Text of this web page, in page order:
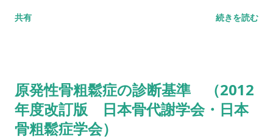
TUG（Timed Up to Go）テスト 方法 肘掛つきの椅子から立
詳しい評価方法はこちら記事を参照して下さい↓ タイムアップ
アンドゴーテスト TUG:Timed Up & Go Test 10m歩行テスト
方法 助走路（各3m）を含めた約16m（直線歩行路）を歩行し、
共有 続きを読む
原発性骨粗鬆症の診断基準 （2012
年度改訂版 日本骨代謝学会・日本
骨粗鬆症学会）